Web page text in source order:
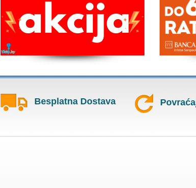
Besplatna Dostava